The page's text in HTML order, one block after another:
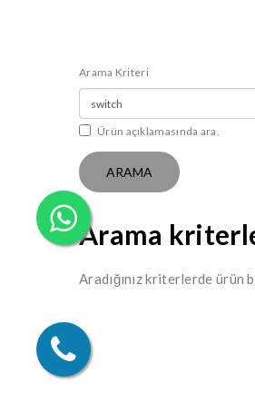
Arama Kriteri
Ürün açıklamasında ara.
Arama
Aradığınız kriterlerde ürün